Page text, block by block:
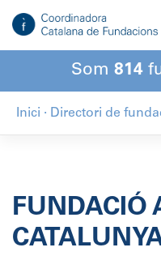
contingut
Som 814
Inici · Directori de
FUNDACIÓ